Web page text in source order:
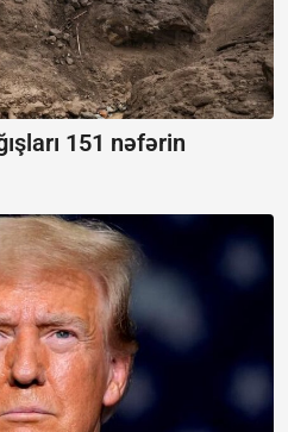
151 nəfərin